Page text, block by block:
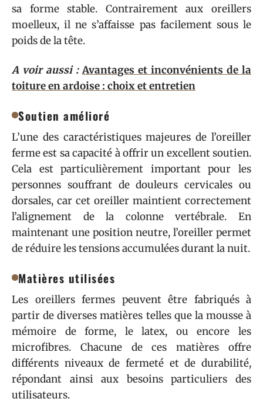
sa forme stable. Contrairement aux oreillers
moelleux, il ne s’affaisse pas facilement sous le
poids de la tête.
A voir aussi : Avantages et inconvénients de la
toiture en ardoise : choix et entretien
Soutien amélioré
L’une des caractéristiques majeures de l’oreiller
ferme est sa capacité à offrir un excellent soutien.
Cela est particulièrement important pour les
personnes souffrant de douleurs cervicales ou
dorsales, car cet oreiller maintient correctement
l’alignement de la colonne vertébrale. En
maintenant une position neutre, l’oreiller permet
de réduire les tensions accumulées durant la nuit.
Matières utilisées
Les oreillers fermes peuvent être fabriqués à
partir de diverses matières telles que la mousse à
mémoire de forme, le latex, ou encore les
microfibres. Chacune de ces matières offre
différents niveaux de fermeté et de durabilité,
répondant ainsi aux besoins particuliers des
utilisateurs.